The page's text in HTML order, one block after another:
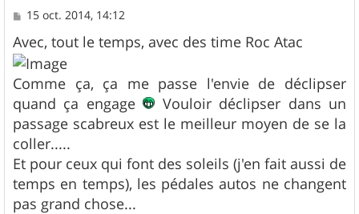
M
s
s
a
g
e
15 oct. 2014, 14:12
Avec, tout le temps, avec des time Roc Atac
Comme ça, ça me passe l'envie de déclipser
quand ça engage
Vouloir déclipser dans un
passage scabreux est le meilleur moyen de se la
coller.....
Et pour ceux qui font des soleils (j'en fait aussi de
temps en temps), les pédales autos ne changent
pas grand chose...